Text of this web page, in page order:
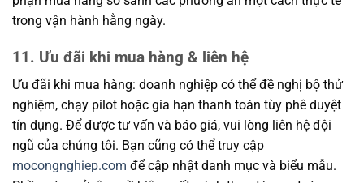
trong vận hành hằng ngày.
11. Ưu đãi khi mua hàng & liên hệ
Ưu đãi khi mua hàng: doanh nghiệp có thể đề nghị bộ thử
nghiệm, chạy pilot hoặc gia hạn thanh toán tùy phê duyệt
tín dụng. Để được tư vấn và báo giá, vui lòng liên hệ đội
ngũ của chúng tôi. Bạn cũng có thể truy cập
mocongnghiep.com để cập nhật danh mục và biểu mẫu.